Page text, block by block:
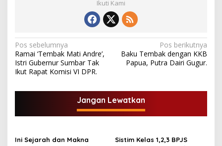
Ikuti Kami
N
a
v
i
a
Pos sebelumnya
Ramai ‘Tembak Mati Andre’,
Istri Gubernur Sumbar Tak
Ikut Rapat Komisi VI DPR.
Pos berikutnya
Baku Tembak dengan KKB
Papua, Putra Dairi Gugur.
Jangan Lewatkan
Ini Sejarah dan Makna
Sistim Kelas 1,2,3 BPJS